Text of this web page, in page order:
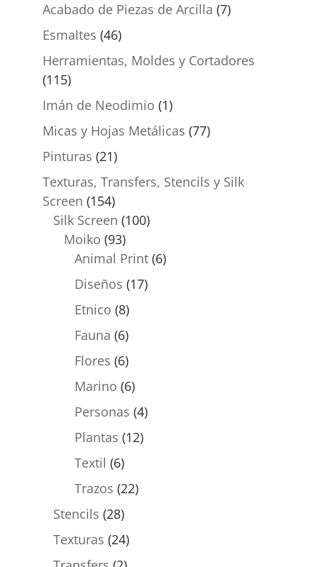
Acabado de Piezas de Arcilla (7)
Esmaltes (46)
Herramientas, Moldes y Cortadores
(115)
Imán de Neodimio (1)
Micas y Hojas Metálicas (77)
Pinturas (21)
Texturas, Transfers, Stencils y Silk
Screen (154)
Silk Screen (100)
Moiko (93)
Animal Print (6)
Diseños (17)
Etnico (8)
Fauna (6)
Flores (6)
Marino (6)
Personas (4)
Plantas (12)
Textil (6)
Trazos (22)
Stencils (28)
Texturas (24)